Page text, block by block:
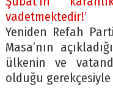
vadetmektedir!’
Yeniden Refah
Masa’nın
ülkenin ve
olduğu